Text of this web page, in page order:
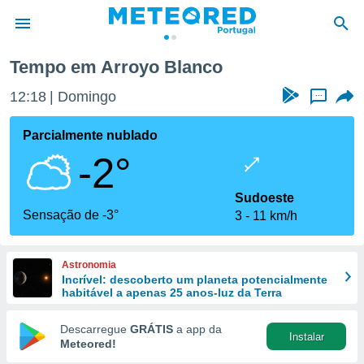
da
foi
fornecidas
a este
das
e
forma
digital
Tempo em Arroyo Blanco
12:18 Domingo ...
Parcialmente nublado
-2°
Sensação de -3°
Sudoeste
3
11 km/h
Astronomia
Incrível: descoberto um planeta potencialmente
habitável a apenas 25 anos-luz da Terra
Descarregue GRÁTIS a app da
Meteored!
Instalar